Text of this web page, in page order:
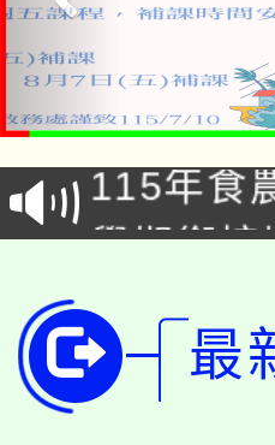
淨零綠生
會
115年食
程
學期銜接
版
公告本校
代理(課
「2026
最